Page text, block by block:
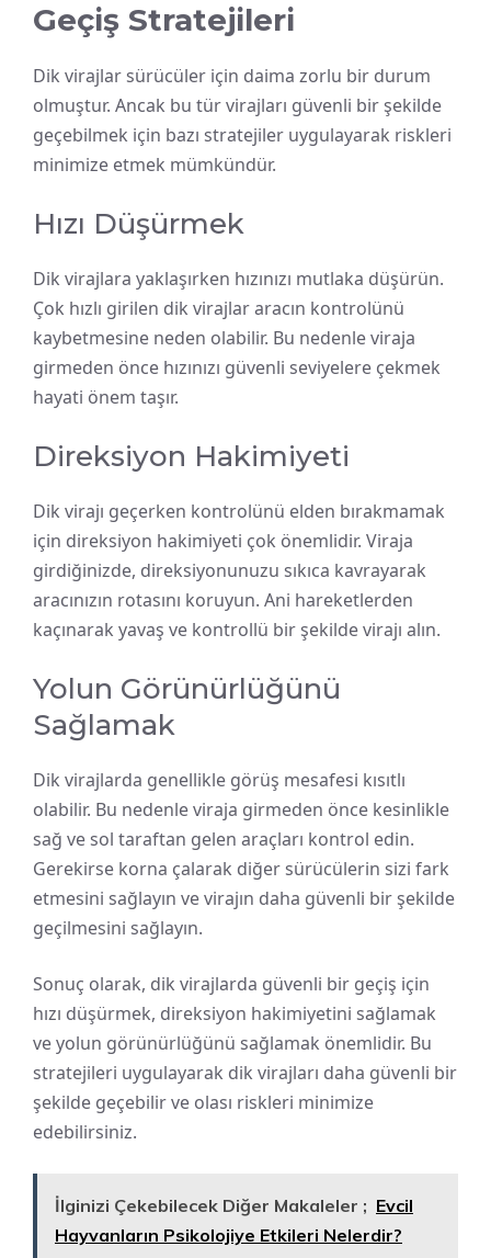
Geçiş Stratejileri
Dik virajlar sürücüler için daima zorlu bir durum
olmuştur. Ancak bu tür virajları güvenli bir şekilde
geçebilmek için bazı stratejiler uygulayarak riskleri
minimize etmek mümkündür.
Hızı Düşürmek
Dik virajlara yaklaşırken hızınızı mutlaka düşürün.
Çok hızlı girilen dik virajlar aracın kontrolünü
kaybetmesine neden olabilir. Bu nedenle viraja
girmeden önce hızınızı güvenli seviyelere çekmek
hayati önem taşır.
Direksiyon Hakimiyeti
Dik virajı geçerken kontrolünü elden bırakmamak
için direksiyon hakimiyeti çok önemlidir. Viraja
girdiğinizde, direksiyonunuzu sıkıca kavrayarak
aracınızın rotasını koruyun. Ani hareketlerden
kaçınarak yavaş ve kontrollü bir şekilde virajı alın.
Yolun Görünürlüğünü
Sağlamak
Dik virajlarda genellikle görüş mesafesi kısıtlı
olabilir. Bu nedenle viraja girmeden önce kesinlikle
sağ ve sol taraftan gelen araçları kontrol edin.
Gerekirse korna çalarak diğer sürücülerin sizi fark
etmesini sağlayın ve virajın daha güvenli bir şekilde
geçilmesini sağlayın.
Sonuç olarak, dik virajlarda güvenli bir geçiş için
hızı düşürmek, direksiyon hakimiyetini sağlamak
ve yolun görünürlüğünü sağlamak önemlidir. Bu
stratejileri uygulayarak dik virajları daha güvenli bir
şekilde geçebilir ve olası riskleri minimize
edebilirsiniz.
İlginizi Çekebilecek Diğer Makaleler ; Evcil
Hayvanların Psikolojiye Etkileri Nelerdir?